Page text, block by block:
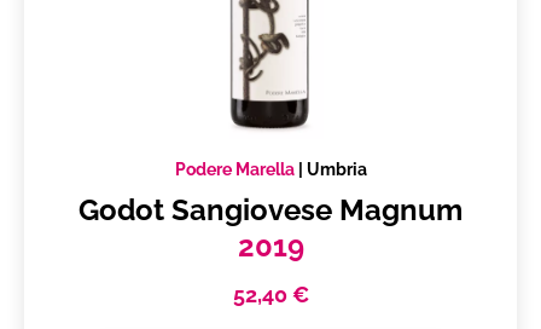
Podere Marella| Umbria
Godot Sangiovese Magnum
2019
52,40 €